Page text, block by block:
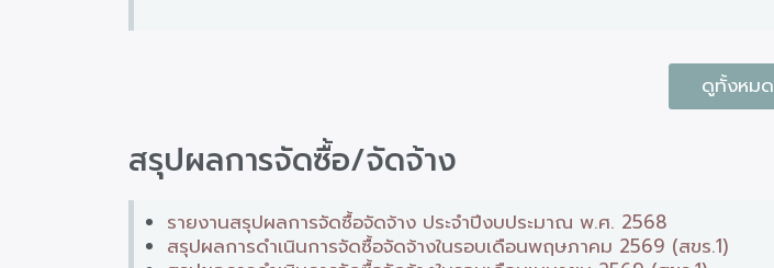
ดูทั้งหมด
สรุปผลการจัดซื้อ/จัดจ้าง
รายงานสรุปผลการจัดซื้อจัดจ้าง ประจำปีงบประมาณ พ.ศ. 2568
สรุปผลการดำเนินการจัดซื้อจัดจ้างในรอบเดือนพฤษภาคม 2569 (สขร.1)